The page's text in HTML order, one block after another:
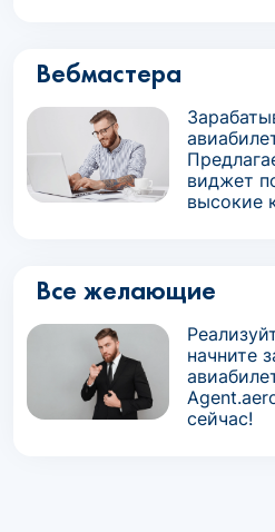
Вебмастера
виджет
высокие
Все желающие
начните
сейчас!